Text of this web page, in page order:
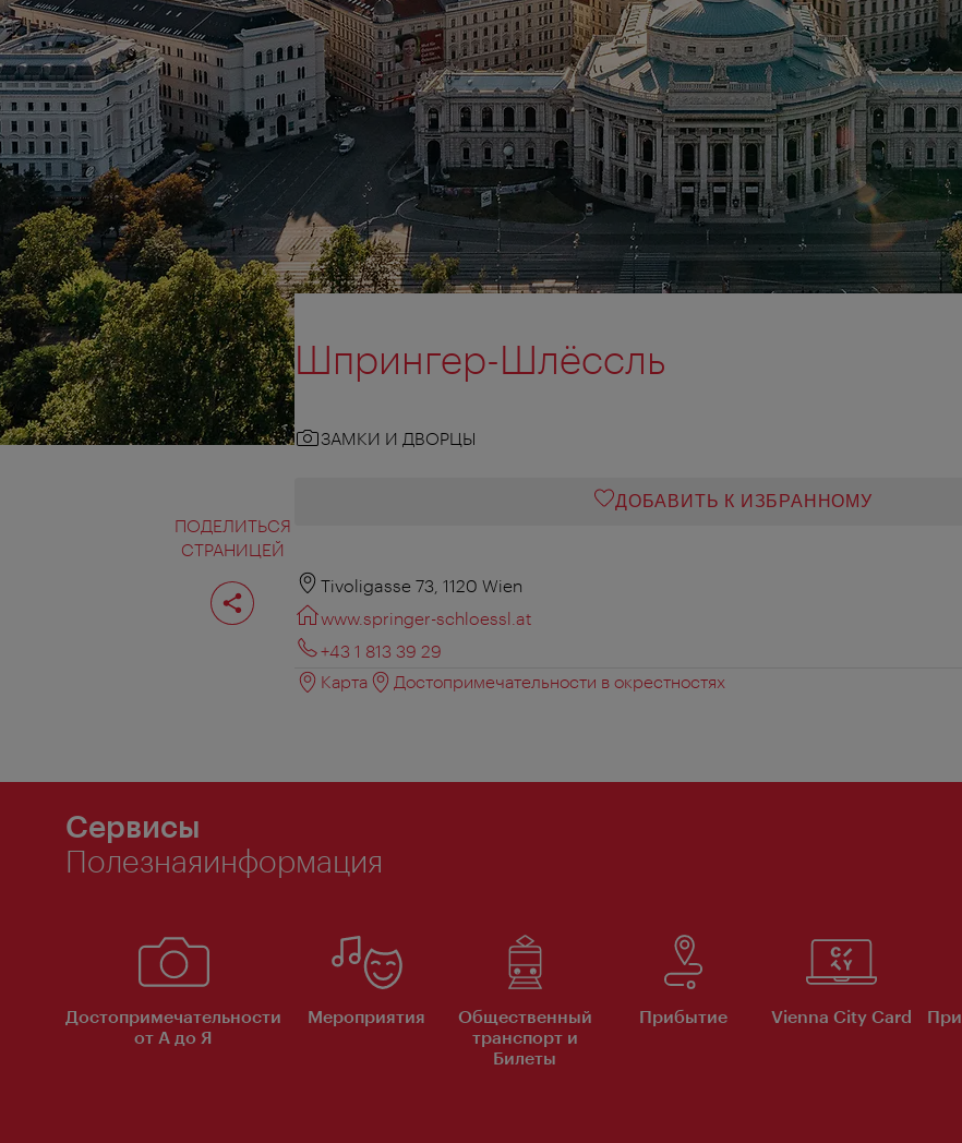
ПОДЕЛИТЬСЯ
СТРАНИЦЕЙ
Поделиться
страницей
Шпрингер-Шлёссль
ЗАМКИ И ДВОРЦЫ
ДОБАВИТЬ К ИЗБРАННОМУ
Tivoligasse 73, 1120 Wien
www.springer-schloessl.at
+43 1 813 39 29
Карта
Достопримечательности в окрестностях
Сервисы
Полезнаяинформация
Достопримечательности
от А до Я
Мероприятия
Общественный
транспорт и
Билеты
Прибытие Vienna City Card